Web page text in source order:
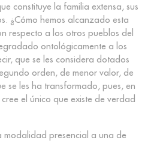
constituye la familia extensa, sus
¿Cómo hemos alcanzado esta
respecto a los otros pueblos del
ontológicamente a los
que se les considera dotados
orden, de menor valor, de
se les ha transformado, pues, en
el único que existe de verdad
modalidad presencial a una de